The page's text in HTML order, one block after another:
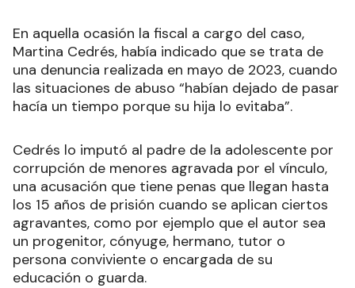
En aquella ocasión la fiscal a cargo del caso,
Martina Cedrés, había indicado que se trata de
una denuncia realizada en mayo de 2023, cuando
las situaciones de abuso “habían dejado de pasar
hacía un tiempo porque su hija lo evitaba”.
Cedrés lo imputó al padre de la adolescente por
corrupción de menores agravada por el vínculo,
una acusación que tiene penas que llegan hasta
los 15 años de prisión cuando se aplican ciertos
agravantes, como por ejemplo que el autor sea
un progenitor, cónyuge, hermano, tutor o
persona conviviente o encargada de su
educación o guarda.